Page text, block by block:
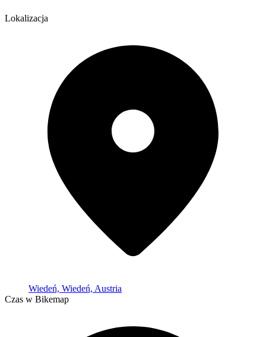
Lokalizacja
Wiedeń, Wiedeń, Austria
Czas w Bikemap